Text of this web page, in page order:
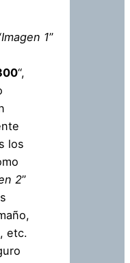
Imagen 1”
“,
los
2”
etc.